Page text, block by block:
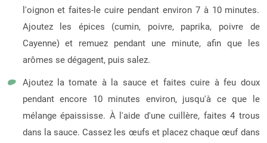
l'oignon et faites-le cuire pendant environ 7 à 10 minutes.
Ajoutez les épices (cumin, poivre, paprika, poivre de
Cayenne) et remuez pendant une minute, afin que les
arômes se dégagent, puis salez.
Ajoutez la tomate à la sauce et faites cuire à feu doux
pendant encore 10 minutes environ, jusqu'à ce que le
mélange épaississe. À l'aide d'une cuillère, faites 4 trous
dans la sauce. Cassez les œufs et placez chaque œuf dans